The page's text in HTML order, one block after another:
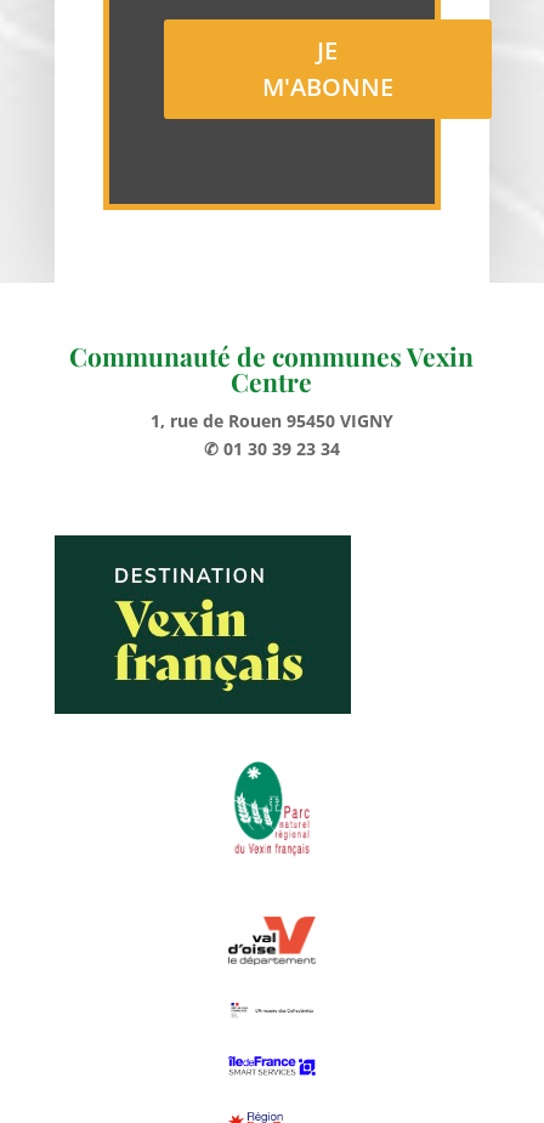
Communauté de communes Vexin
Centre
1, rue de Rouen 95450 VIGNY
✆ 01 30 39 23 34